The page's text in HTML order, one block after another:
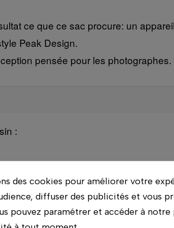
ce que ce sac procure: un
Peak Design.
pensée pour les photographes.
:
des cookies pour améliorer votre
diffuser des publicités et vous
pouvez paramétrer et accéder à